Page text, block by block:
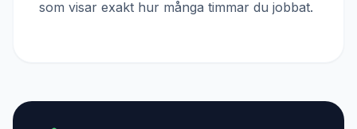
som visar exakt hur många timmar du jobbat.